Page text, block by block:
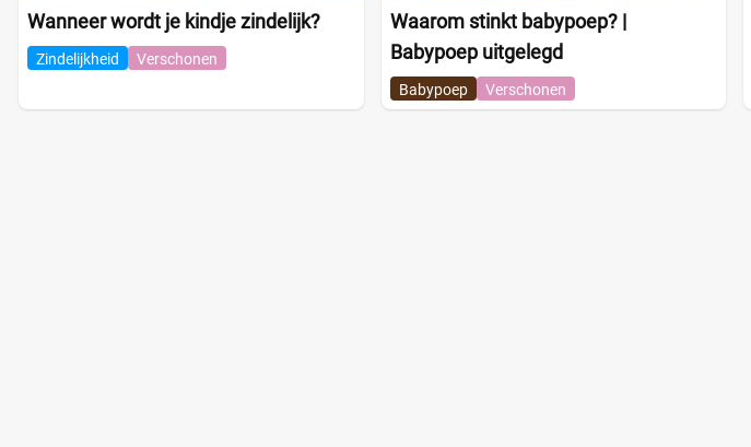
Wanneer wordt je kindje zindelijk?
Zindelijkheid Verschonen
Waarom stinkt babypoep? |
Babypoep uitgelegd
Babypoep Verschonen